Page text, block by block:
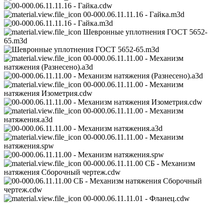
00-000.06.11.11.16 - Гайка.m3d
Шевронные уплотнения ГОСТ 5652-
65.m3d
00-000.06.11.11.00 - Механизм
натяжения (Разнесено).a3d
00-000.06.11.11.00 - Механизм
натяжения Изометрия.cdw
00-000.06.11.11.00 - Механизм
натяжения.a3d
00-000.06.11.11.00 - Механизм
натяжения.spw
00-000.06.11.11.00 СБ - Механизм
натяжения Сборочный чертеж.cdw
00-000.06.11.11.01 - Фланец.cdw